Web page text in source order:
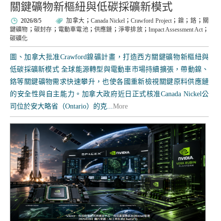
關鍵礦物新樞紐與低碳採礦新模式
2026/8/5 加拿大 ； Canada Nickel ；Crawford Project ； 鎳 ； 鉻 ； 關
鍵礦物 ； 碳封存 ； 電動車電池； 供應鏈 ； 淨零排放； Impact Assessment Act ；
碳礦化
圖、加拿大批准Crawford鎳礦計畫，打造西方關鍵礦物新樞紐與
低碳採礦新模式 全球能源轉型與電動車市場持續擴張，帶動鎳、
鉻等關鍵礦物需求快速攀升，也使各國重新檢視關鍵原料供應鏈
的安全性與自主能力。加拿大政府近日正式核准Canada Nickel公
司位於安大略省（Ontario）的克...More